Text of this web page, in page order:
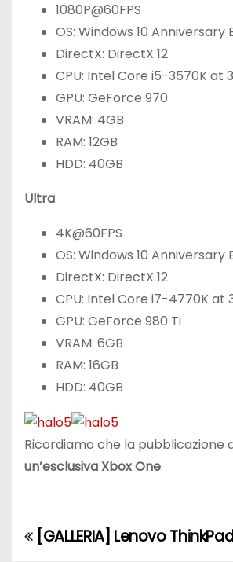
1080P@60FPS
OS: Windows 10
DirectX: DirectX 12
CPU: Intel Core i5-3570K at
GPU: GeForce 970
VRAM: 4GB
RAM: 12GB
HDD: 40GB
Ultra
4K@60FPS
OS: Windows 10
DirectX: DirectX 12
CPU: Intel Core i7-4770K at
GPU: GeForce 980 Ti
VRAM: 6GB
RAM: 16GB
HDD: 40GB
Ricordiamo che la pubblicazione
un’esclusiva Xbox One.
N[GALLERIA] Lenovo